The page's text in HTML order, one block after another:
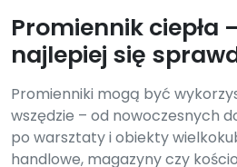
Promiennik ciepła
najlepiej się
Promienniki mogą być
wszędzie – od nowoczesnych
po warsztaty i obiekty
handlowe, magazyny czy